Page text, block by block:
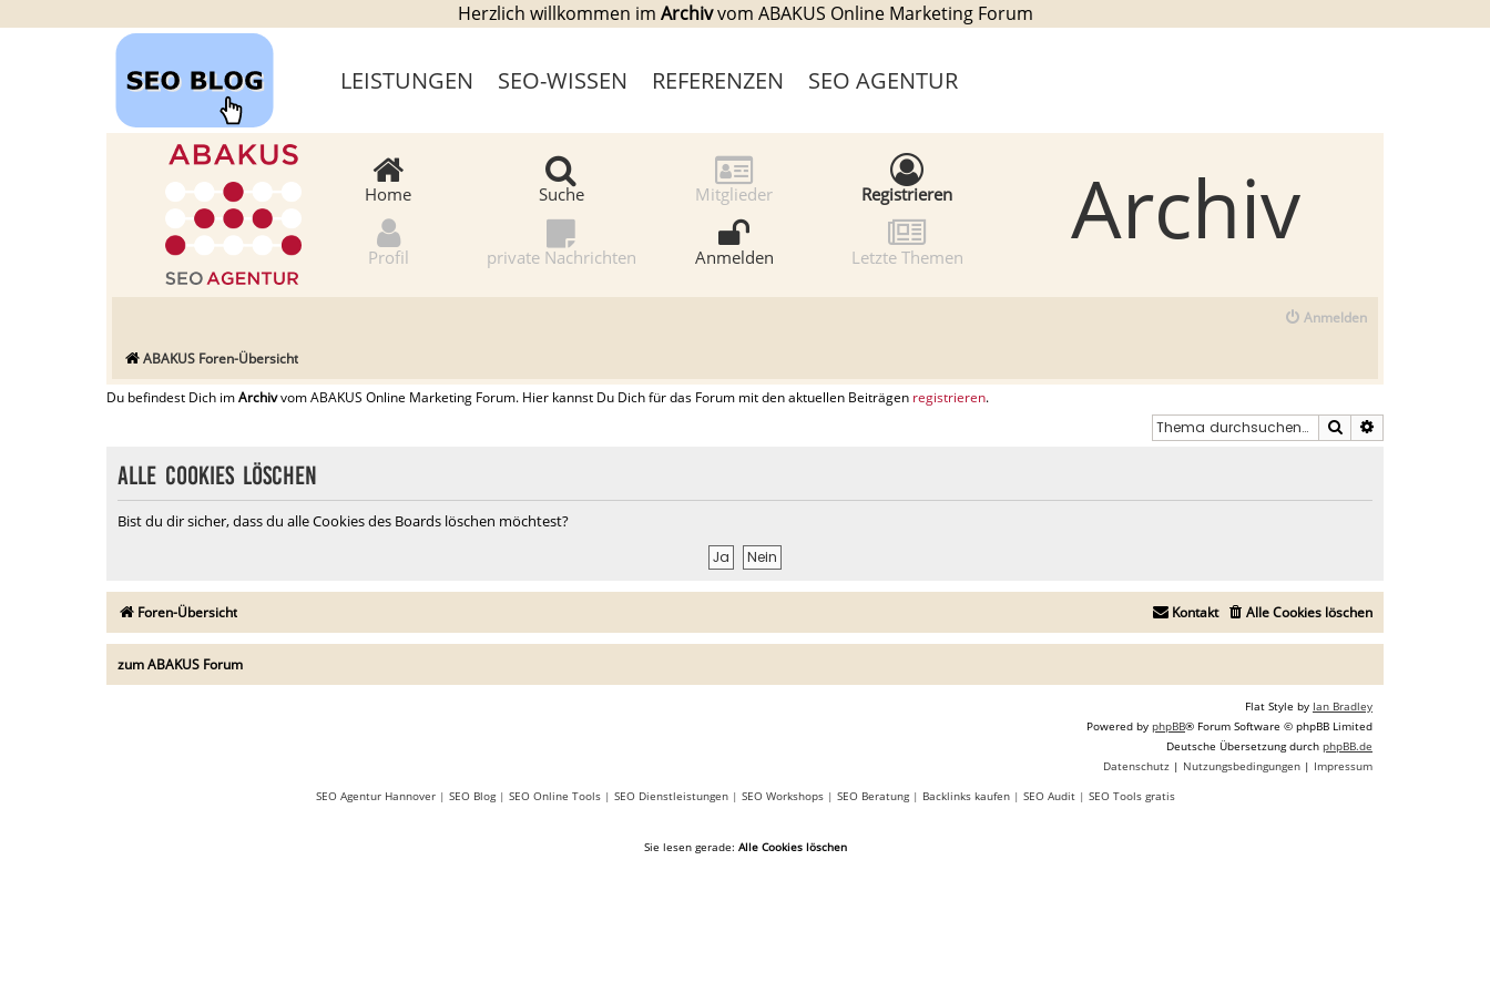
Herzlich willkommen im Archivvom ABAKUS Online Marketing Forum
LEISTUNGEN SEO-WISSEN REFERENZEN SEO AGENTUR
Home
Profil
Suche
private Nachrichten
Mitglieder
Anmelden
Registrieren
Letzte Themen Archiv
Anmelden
ABAKUS Foren-Übersicht
Du befindest Dich imArchivvom ABAKUS Online Marketing Forum. Hier kannst Du Dich für das Forum mit den aktuellen Beiträgen registrieren.
Suche
Alle Cookies löschen
Bist du dir sicher, dass du alle Cookies des Boards löschen möchtest?
Foren-Übersicht Alle Cookies löschen
Kontakt
zum ABAKUS Forum
Flat Style by Ian Bradley
Powered by phpBB® Forum Software © phpBB Limited
Deutsche Übersetzung durch phpBB.de
Datenschutz | Nutzungsbedingungen | Impressum
SEO Agentur Hannover| SEO Blog| SEO Online Tools| SEO Dienstleistungen| SEO Workshops| SEO Beratung| Backlinks kaufen| SEO Audit| SEO Tools gratis
Sie lesen gerade: Alle Cookies löschen